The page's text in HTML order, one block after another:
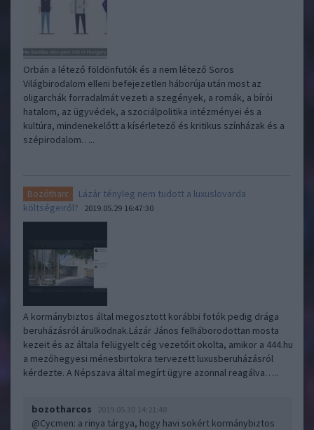
Orbán a létező földönfutók és a nem létező Soros
Világbirodalom elleni befejezetlen háborúja után most az
oligarchák forradalmát vezeti a szegények, a romák, a bírói
hatalom, az ügyvédek, a szociálpolitika intézményei és a
kultúra, mindenekelőtt a kísérletező és kritikus színházak és a
szépirodalom…..
Bozótharc
Lázár tényleg nem tudott a luxuslovarda
költségeiről?
2019.05.29 16:47:30
A kormánybiztos által megosztott korábbi fotók pedig drága
beruházásról árulkodnak.Lázár János felháborodottan mosta
kezeit és az általa felügyelt cég vezetőit okolta, amikor a 444.hu
a mezőhegyesi ménesbirtokra tervezett luxusberuházásról
kérdezte. A Népszava által megírt ügyre azonnal reagálva…..
bozotharcos 2019.05.30 14:21:48
@Cycmen: a rinya tárgya, hogy havi sokért kormánybiztos